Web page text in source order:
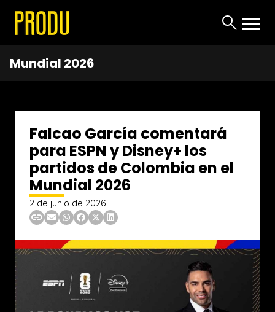
Mundial 2026
Falcao García comentará
para ESPN y Disney+ los
partidos de Colombia en el
Mundial 2026
2 de junio de 2026